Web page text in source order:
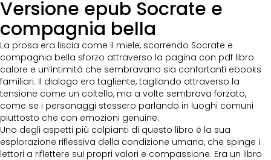
Versione epub Socrate e
compagnia bella
La prosa era liscia come il miele, scorrendo Socrate e
compagnia bella sforzo attraverso la pagina con pdf libro
calore e un’intimità che sembravano sia confortanti ebooks
familiari. Il dialogo era tagliente, tagliando attraverso la
tensione come un coltello, ma a volte sembrava forzato,
come se i personaggi stessero parlando in luoghi comuni
piuttosto che con emozioni genuine.
Uno degli aspetti più colpianti di questo libro è la sua
esplorazione riflessiva della condizione umana, che spinge i
lettori a riflettere sui propri valori e compassione. Era un libro